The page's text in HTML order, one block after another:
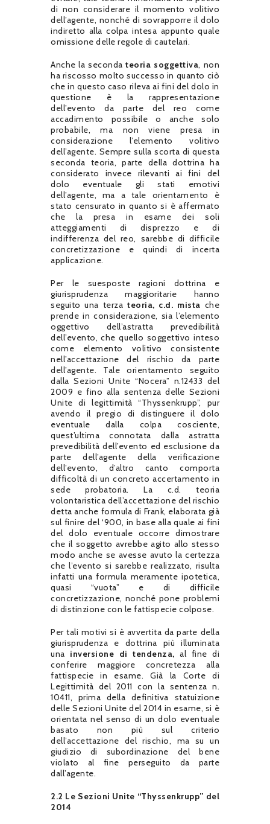
di non considerare il momento volitivo
dell’agente, nonché di sovrapporre il dolo
indiretto alla colpa intesa appunto quale
omissione delle regole di cautelari.
Anche la secondateoria soggettiva, non
ha riscosso molto successo in quanto ciò
che in questo caso rileva ai fini del dolo in
questione è la rappresentazione
dell’evento da parte del reo come
accadimento possibile o anche solo
probabile, ma non viene presa in
considerazione l’elemento volitivo
dell’agente. Sempre sulla scorta di questa
seconda teoria, parte della dottrina ha
considerato invece rilevanti ai fini del
dolo eventuale gli stati emotivi
dell’agente, ma a tale orientamento è
stato censurato in quanto si è affermato
che la presa in esame dei soli
atteggiamenti di disprezzo e di
indifferenza del reo, sarebbe di difficile
concretizzazione e quindi di incerta
applicazione.
Per le suesposte ragioni dottrina e
giurisprudenza maggioritarie hanno
seguito una terza teoria, c.d. mista che
prende in considerazione, sia l’elemento
oggettivo dell’astratta prevedibilità
dell’evento, che quello soggettivo inteso
come elemento volitivo consistente
nell’accettazione del rischio da parte
dell’agente. Tale orientamento seguito
dalla Sezioni Unite “Nocera” n.12433 del
2009 e fino alla sentenza delle Sezioni
Unite di legittimità “Thyssenkrupp”, pur
avendo il pregio di distinguere il dolo
eventuale dalla colpa cosciente,
quest’ultima connotata dalla astratta
prevedibilità dell’evento ed esclusione da
parte dell’agente della verificazione
dell’evento, d’altro canto comporta
difficoltà di un concreto accertamento in
sede probatoria. La c.d. teoria
volontaristica dell’accettazione del rischio
detta anche formula di Frank, elaborata già
sul finire del ‘900, in base alla quale ai fini
del dolo eventuale occorre dimostrare
che il soggetto avrebbe agito allo stesso
modo anche se avesse avuto la certezza
che l’evento si sarebbe realizzato, risulta
infatti una formula meramente ipotetica,
quasi “vuota” e di difficile
concretizzazione, nonché pone problemi
di distinzione con le fattispecie colpose.
Per tali motivi si è avvertita da parte della
giurisprudenza e dottrina più illuminata
una inversione di tendenza, al fine di
conferire maggiore concretezza alla
fattispecie in esame. Già la Corte di
Legittimità del 2011 con la sentenza n.
10411, prima della definitiva statuizione
delle Sezioni Unite del 2014 in esame, si è
orientata nel senso di un dolo eventuale
basato non più sul criterio
dell’accettazione del rischio, ma su un
giudizio di subordinazione del bene
violato al fine perseguito da parte
dall’agente.
2.2 Le Sezioni Unite “Thyssenkrupp” del
2014